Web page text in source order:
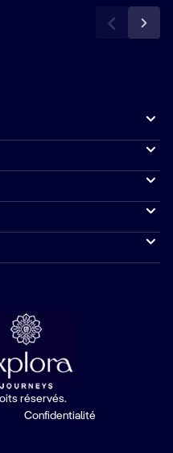
réservés.
Confidentialité